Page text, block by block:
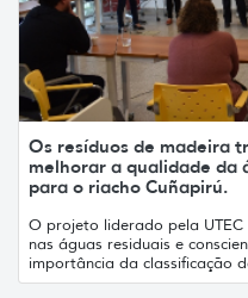
Os resíduos de madeira
melhorar a qualidade da
para o riacho Cuñapirú.
O projeto liderado pela
nas águas residuais e
importância da classificação